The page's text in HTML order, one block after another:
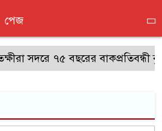
পেজ
সদরে ৭৫ বছরের বাকপ্রতিবন্ধী